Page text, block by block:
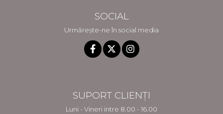
SOCIAL
Urmărește-ne în social media
SUPORT CLIENȚI
Luni - Vineri intre 8.00 - 16.00